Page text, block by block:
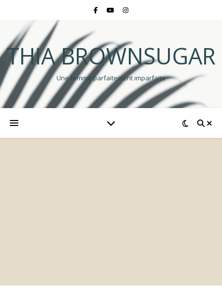
THIA BROWNSUGAR
Une femme parfaitement imparfaite